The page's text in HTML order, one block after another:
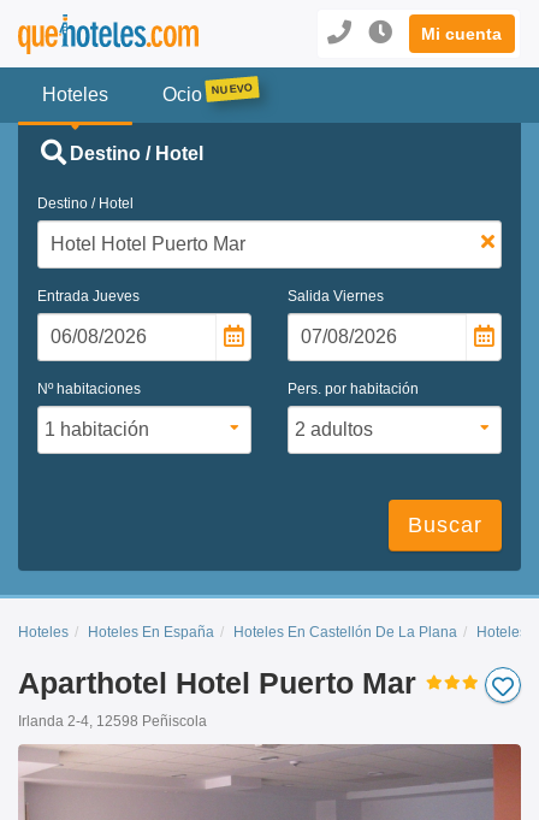
Mi cuenta
Hoteles Ocio
Destino / Hotel
Destino / Hotel
Entrada Jueves Salida Viernes
Nº habitaciones Pers. por habitación
Buscar
Hoteles Hoteles En España Hoteles En Castellón De La Plana Hoteles
Aparthotel Hotel Puerto Mar
Irlanda 2-4, 12598 Peñiscola